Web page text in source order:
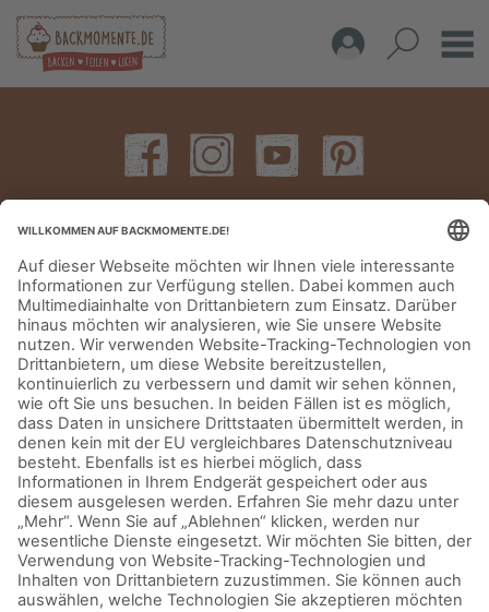
IMPRESSUM DATENSCHUTZERKLÄRUNG AGB KONTAKT
© Aurora Mühlen GmbH - Trettaustraße 49 – D-21107 Hamburg